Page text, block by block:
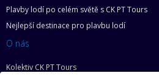
Plavby lodí po celém světě s CK PT Tours
Nejlepší destinace pro plavbu lodí
O nás
Kolektiv CK PT Tours